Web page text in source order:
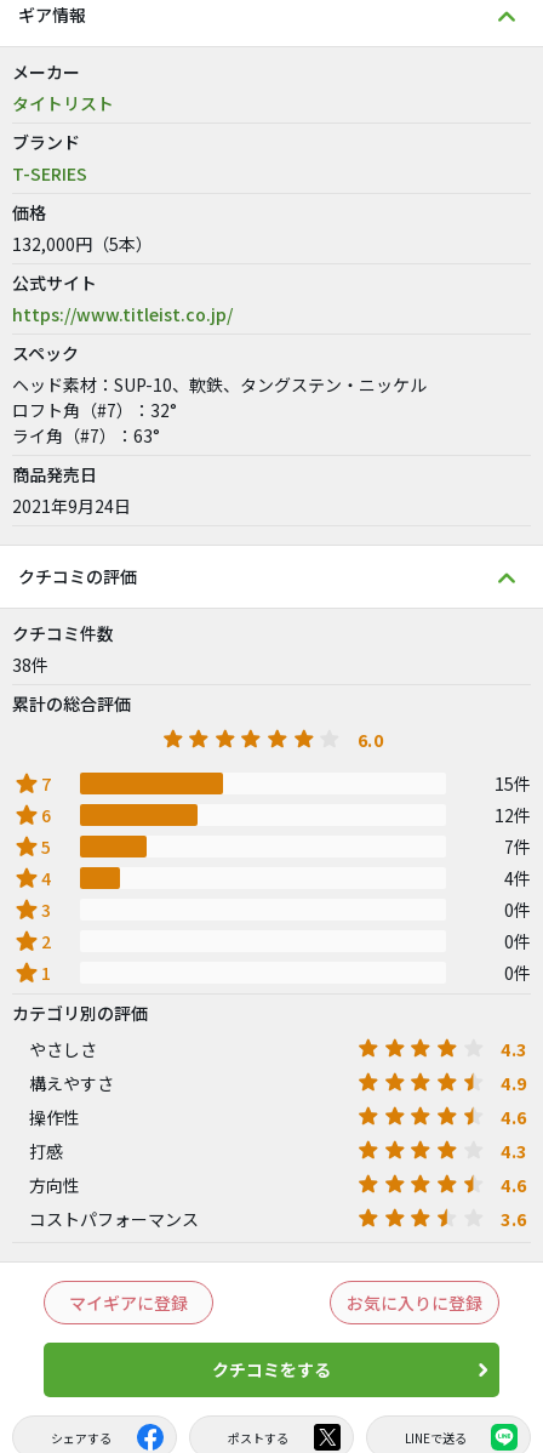
ギア情報
メーカー
タイトリスト
ブランド
T-SERIES
価格
132,000円（5本）
公式サイト
https://www.titleist.co.jp/
スペック
ヘッド素材：SUP-10、軟鉄、タングステン・ニッケル
ロフト角（#7）：32°
ライ角（#7）：63°
商品発売日
2021年9月24日
クチコミの評価
クチコミ件数
38件
累計の総合評価
6.0
star 7 15件
star 6 12件
star5 7件
star4 4件
star3 0件
star 2 0件
star 1
0件
カテゴリ別の評価
やさしさ
4.3
構えやすさ 4.9
操作性 4.6
打感 4.3
方向性 4.6
コストパフォーマンス 3.6
マイギアに登録 お気に入りに登録
クチコミをする
シェアする ポストする LINEで送る